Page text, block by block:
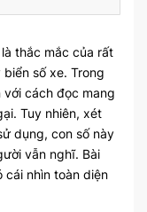
thắc mắc của rất
số xe. Trong
cách đọc mang
Tuy nhiên, xét
dụng, con số này
vẫn nghĩ. Bài
cái nhìn toàn diện